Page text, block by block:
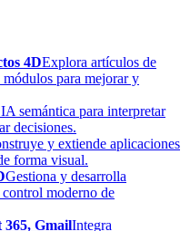
4DExplora artículos de
para mejorar y
semántica para interpretar
decisiones.
y extiende aplicaciones
forma visual.
Gestiona y desarrolla
moderno de
GmailIntegra